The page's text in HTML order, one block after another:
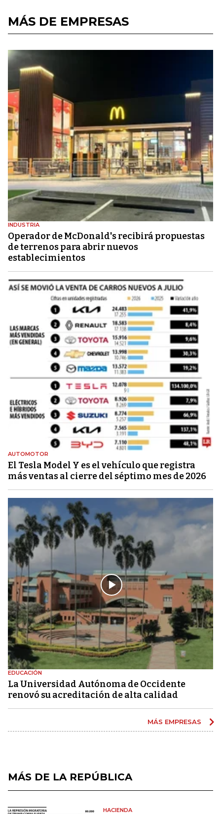
MÁS DE EMPRESAS
INDUSTRIA
Operador de McDonald's recibirá propuestas
de terrenos para abrir nuevos
establecimientos
AUTOMOTOR
El Tesla Model Y es el vehículo que registra
más ventas al cierre del séptimo mes de 2026
EDUCACIÓN
La Universidad Autónoma de Occidente
renovó su acreditación de alta calidad
MÁS EMPRESAS
MÁS DE LA REPÚBLICA
HACIENDA